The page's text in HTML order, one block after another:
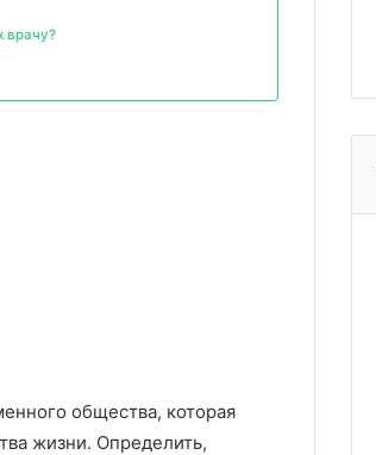
врачу?
общества, которая
жизни. Определить,